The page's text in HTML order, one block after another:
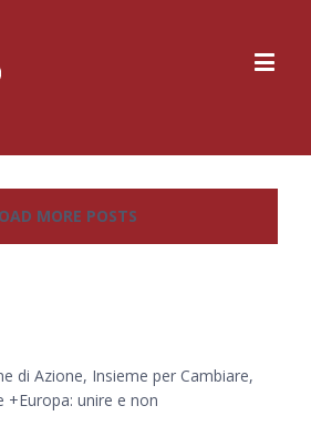
MORE POSTS
di Azione, Insieme per Cambiare,
+Europa: unire e non